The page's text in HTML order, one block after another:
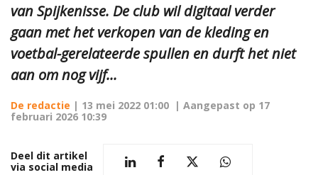
van Spijkenisse. De club wil digitaal verder
gaan met het verkopen van de kleding en
voetbal-gerelateerde spullen en durft het niet
aan om nog vijf...
De redactie | 13 mei 2022 01:00 | Aangepast op 17
februari 2026 10:39
Deel dit artikel
via social media